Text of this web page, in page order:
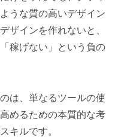
うな質の高いデザイン
ザインを作れないと、
稼げない」という負の
は、単なるツールの使
めるための本質的な考
キルです。